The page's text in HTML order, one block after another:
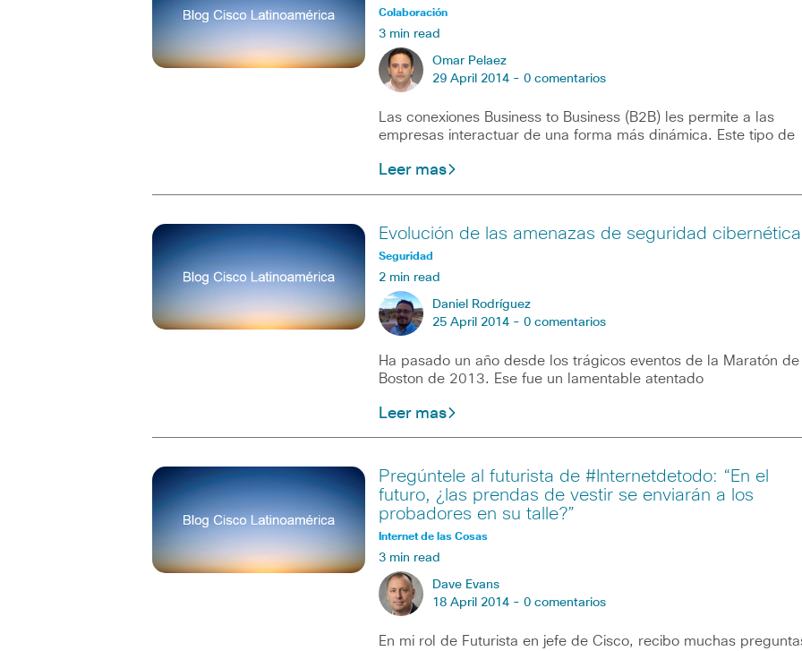
Colaboración
3 min read
Omar Pelaez
29 April 2014 - 0 comentarios
Las conexiones Business to Business (B2B) les permite a las
empresas interactuar de una forma más dinámica. Este tipo de
Leer mas
Evolución de las amenazas de seguridad cibernética
Seguridad
2 min read
Daniel Rodríguez
25 April 2014 - 0 comentarios
Ha pasado un año desde los trágicos eventos de la Maratón de
Boston de 2013. Ese fue un lamentable atentado
Leer mas
Pregúntele al futurista de #Internetdetodo: “En el
futuro, ¿las prendas de vestir se enviarán a los
probadores en su talle?”
Internet de las Cosas
3 min read
Dave Evans
18 April 2014 - 0 comentarios
En mi rol de Futurista en jefe de Cisco, recibo muchas